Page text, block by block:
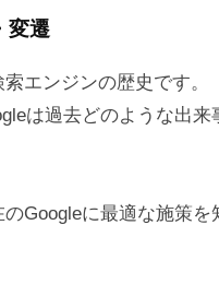
変遷
エンジンの歴史です。
は過去どのような出
Googleに最適な施策